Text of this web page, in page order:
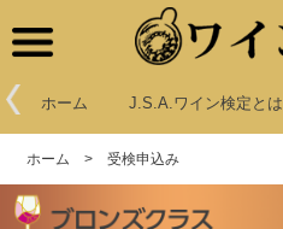
ホーム J.S.A.ワイン検定とは
ホーム >受検申込み